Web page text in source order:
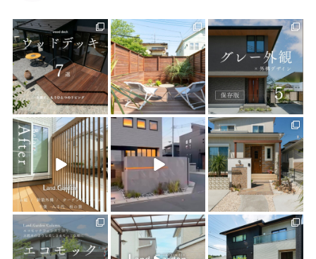
land_garden
7 0
land_garden
17 0
land_garden
18 0
land_garden
21 0
land_garden
22 0
land_garden
24 0
land_garden
15 0
land_garden
32 0
land_garden
24 0